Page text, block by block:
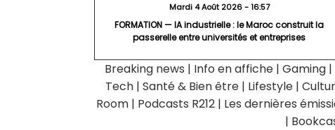
Mardi 4 Août 2026 - 16:57
FORMATION — IA industrielle : le Maroc construit la
passerelle entre universités et entreprises
Breaking news | Info en affiche | Gaming |
Tech | Santé & Bien être | Lifestyle |
Room | Podcasts R212 | Les dernières
|